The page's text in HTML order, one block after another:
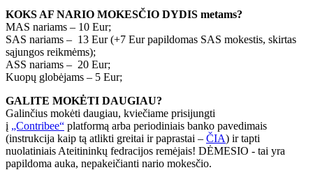
KOKS AF NARIO MOKESČIO DYDIS metams?
MAS nariams – 10 Eur;
SAS nariams – 13 Eur (+7 Eur papildomas SAS mokestis, skirtas
sąjungos reikmėms);
ASS nariams – 20 Eur;
Kuopų globėjams – 5 Eur;
GALITE MOKĖTI DAUGIAU?
Galinčius mokėti daugiau, kviečiame prisijungti
į „Contribee“ platformą arba periodiniais banko pavedimais
(instrukcija kaip tą atlikti greitai ir paprastai – ČIA) ir tapti
nuolatiniais Ateitininkų fedracijos remėjais! DĖMESIO - tai yra
papildoma auka, nepakeičianti nario mokesčio.